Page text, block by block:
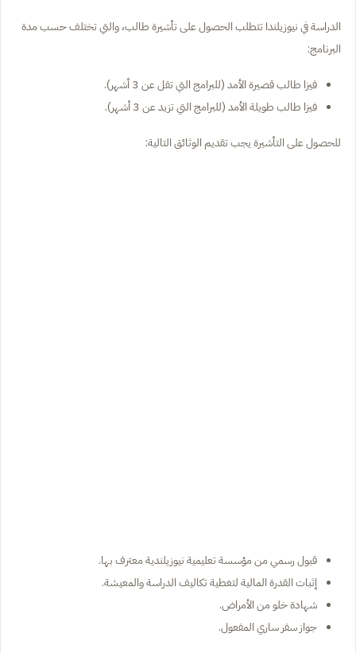
الدراسة في نيوزيلندا تتطلب الحصول على تأشيرة طالب، والتي تختلف حسب مدة
البرنامج:
فيزا طالب قصيرة الأمد (للبرامج التي تقل عن 3 أشهر).
فيزا طالب طويلة الأمد (للبرامج التي تزيد عن 3 أشهر).
للحصول على التأشيرة يجب تقديم الوثائق التالية:
قبول رسمي من مؤسسة تعليمية نيوزيلندية معترف بها.
إثبات القدرة المالية لتغطية تكاليف الدراسة والمعيشة.
شهادة خلو من الأمراض.
جواز سفر ساري المفعول.